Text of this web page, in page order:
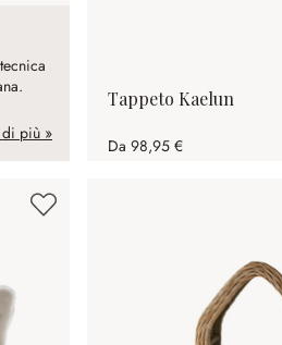
più »
Tappeto Kaelun
Da 98,95 €